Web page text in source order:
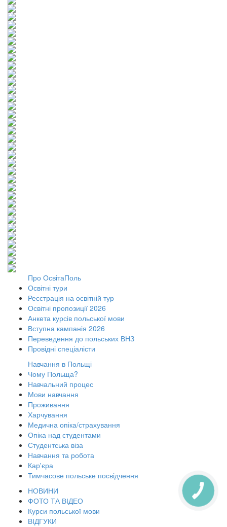
Про ОсвітаПоль
Освітні тури
Реєстрація на освітній тур
Освітні пропозиції 2026
Анкета курсів польської мови
Вступна кампанія 2026
Переведення до польських ВНЗ
Провідні спеціалісти
Навчання в Польщі
Чому Польща?
Навчальний процес
Мови навчання
Проживання
Харчування
Медична опіка/страхування
Опіка над студентами
Студентська віза
Навчання та робота
Кар'єра
Тимчасове польське посвідчення
НОВИНИ
ФОТО ТА ВІДЕО
Курси польської мови
ВІДГУКИ
КНОПКА
ЗВ'ЯЗКУ